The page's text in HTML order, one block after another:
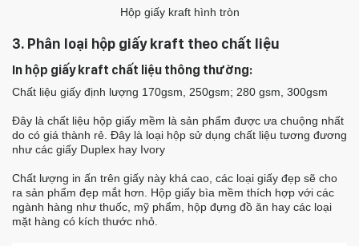
Hộp giấy kraft hình tròn
3. Phân loại hộp giấy kraft theo chất liệu
In hộp giấy kraft chất liệu thông thường:
Chất liệu giấy định lượng 170gsm, 250gsm; 280 gsm, 300gsm
Đây là chất liệu hộp giấy mềm là sản phẩm được ưa chuộng nhất
do có giá thành rẻ. Đây là loại hộp sử dụng chất liệu tương đương
như các giấy Duplex hay Ivory
Chất lượng in ấn trên giấy này khá cao, các loại giấy đẹp sẽ cho
ra sản phẩm đẹp mắt hơn. Hộp giấy bìa mềm thích hợp với các
ngành hàng như thuốc, mỹ phẩm, hộp đựng đồ ăn hay các loại
mặt hàng có kích thước nhỏ.